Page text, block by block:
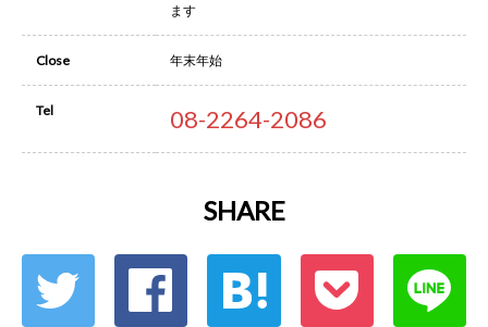
ます
Close 年末年始
Tel 08-2264-2086
SHARE